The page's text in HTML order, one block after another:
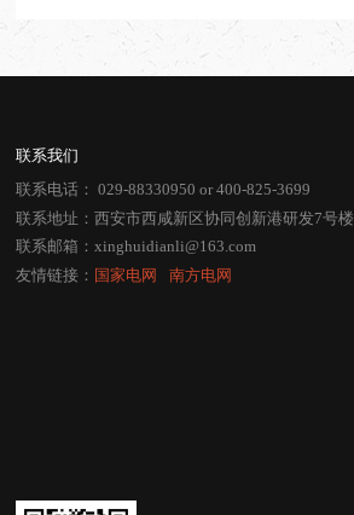
联系我们
联系电话：029-88330950 or 400-825-3699
联系地址：西安市西咸新区协同创新港研发7号楼
联系邮箱：xinghuidianli@163.com
友情链接： 国家电网 ⠀南方电网